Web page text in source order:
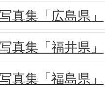
真集「広島県」
真集「福井県」
真集「福島県」